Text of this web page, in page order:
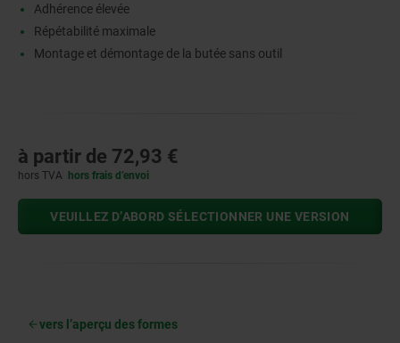
Adhérence élevée
Répétabilité maximale
Montage et démontage de la butée sans outil
à partir de 72,93 €
hors TVA hors frais d’envoi
VEUILLEZ D’ABORD SÉLECTIONNER UNE VERSION
vers l’aperçu des formes